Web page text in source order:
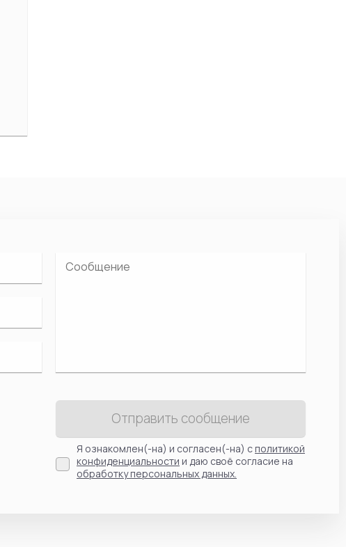
Отправить сообщение
Я ознакомлен(-на) и согласен(-на) сполитикой
конфиденциальности и даю своё согласие на
обработку персональных данных.